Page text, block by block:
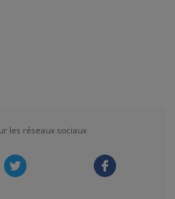
les réseaux sociaux